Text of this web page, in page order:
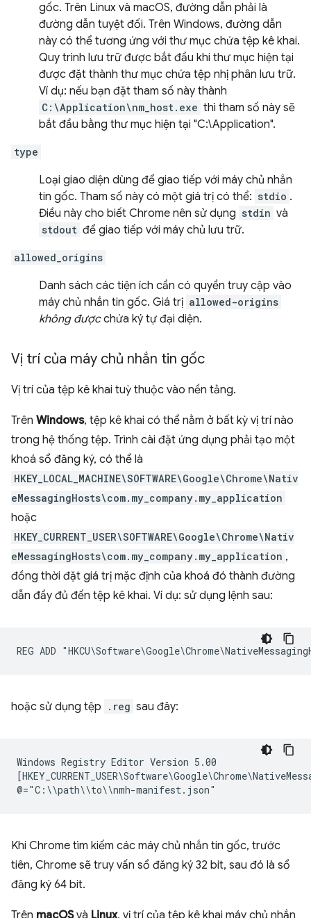
gốc. Trên Linux và macOS, đường dẫn phải là
đường dẫn tuyệt đối. Trên Windows, đường dẫn
này có thể tương ứng với thư mục chứa tệp kê khai.
Quy trình lưu trữ được bắt đầu khi thư mục hiện tại
được đặt thành thư mục chứa tệp nhị phân lưu trữ.
Ví dụ: nếu bạn đặt tham số này thành
C:\Application\nm_host.exe thì tham số này sẽ
bắt đầu bằng thư mục hiện tại "C:\Application".
type
Loại giao diện dùng để giao tiếp với máy chủ nhắn
tin gốc. Tham số này có một giá trị có thể: stdio .
Điều này cho biết Chrome nên sử dụng stdin và
stdout để giao tiếp với máy chủ lưu trữ.
allowed_origins
Danh sách các tiện ích cần có quyền truy cập vào
máy chủ nhắn tin gốc. Giá trị allowed-origins
không đượcchứa ký tự đại diện.
Vị trí của máy chủ nhắn tin gốc
Vị trí của tệp kê khai tuỳ thuộc vào nền tảng.
Trên Windows, tệp kê khai có thể nằm ở bất kỳ vị trí nào
trong hệ thống tệp. Trình cài đặt ứng dụng phải tạo một
khoá sổ đăng ký, có thể là
HKEY_LOCAL_MACHINE\SOFTWARE\Google\Chrome\Nativ
eMessagingHosts\com.my_company.my_application
hoặc
HKEY_CURRENT_USER\SOFTWARE\Google\Chrome\Nativ
eMessagingHosts\com.my_company.my_application ,
đồng thời đặt giá trị mặc định của khoá đó thành đường
dẫn đầy đủ đến tệp kê khai. Ví dụ: sử dụng lệnh sau:
hoặc sử dụng tệp .reg sau đây:
Windows Registry Editor Version 5.00
Khi Chrome tìm kiếm các máy chủ nhắn tin gốc, trước
tiên, Chrome sẽ truy vấn sổ đăng ký 32 bit, sau đó là sổ
đăng ký 64 bit.
Trên macOSvà Linux, vị trí của tệp kê khai máy chủ nhắn